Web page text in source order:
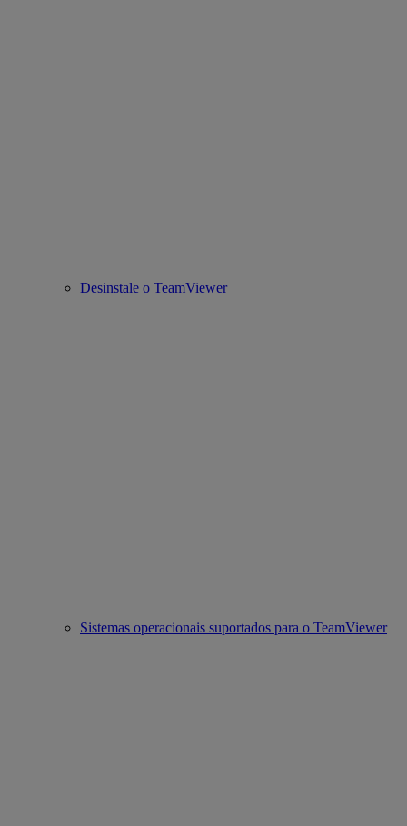
Desinstale o TeamViewer
Sistemas operacionais suportados para o TeamViewer